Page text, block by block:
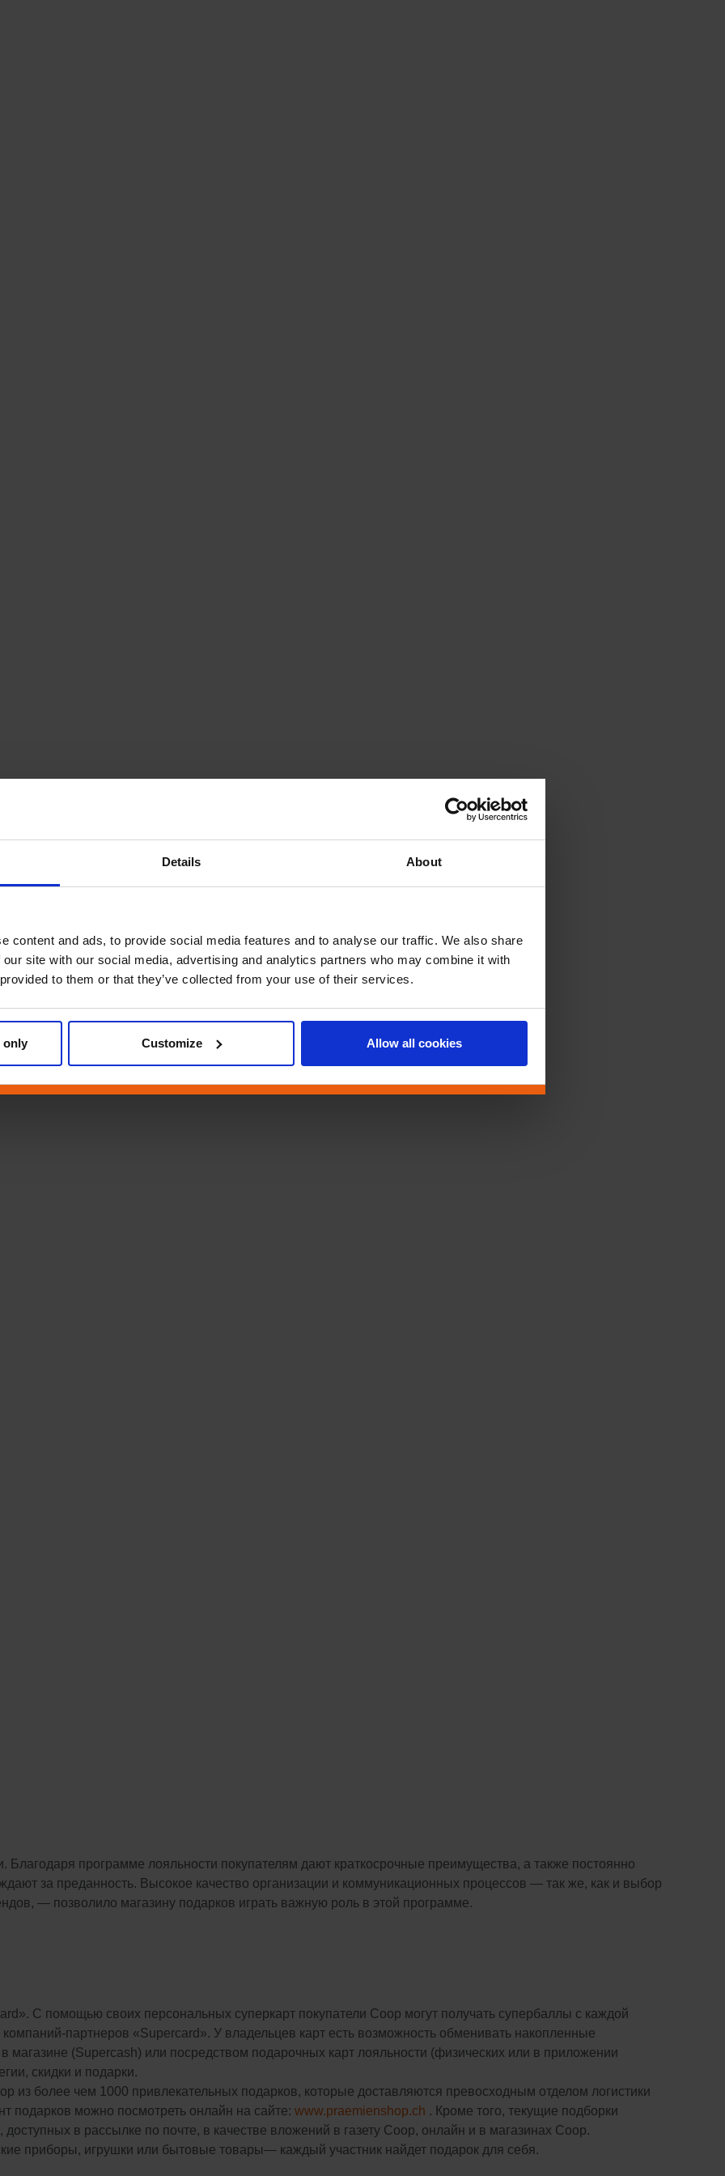
Details About
content and ads, to provide social media features and to analyse our traffic. We also share
site with our social media, advertising and analytics partners who may combine it with
to them or that they’ve collected from your use of their services.
only Customize Allow all cookies
программе лояльности покупателям дают краткосрочные преимущества, а также постоянно
за преданность. Высокое качество организации и коммуникационных процессов — так же, как и выбор
— позволило магазину подарков играть важную роль в этой программе.
С помощью своих персональных суперкарт покупатели Coop могут получать супербаллы с каждой
партнеров «Supercard». У владельцев карт есть возможность обменивать накопленные
магазине (Supercash) или посредством подарочных карт лояльности (физических или в приложении
скидки и подарки.
из более чем 1000 привлекательных подарков, которые доставляются превосходным отделом логистики
подарков можно посмотреть онлайн на сайте: www.praemienshop.ch . Кроме того, текущие подборки
в рассылке по почте, в качестве вложений в газету Coop, онлайн и в магазинах Coop.
приборы, игрушки или бытовые товары— каждый участник найдет подарок для себя.
Свяжитесь с нами >